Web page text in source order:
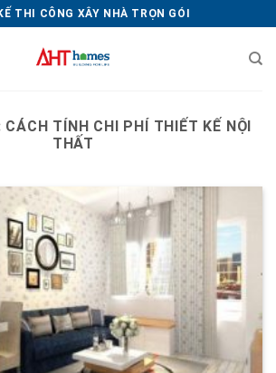
THI CÔNG XÂY NHÀ TRỌN GÓI
CÁCH TÍNH CHI PHÍ THIẾT KẾ NỘI
THẤT